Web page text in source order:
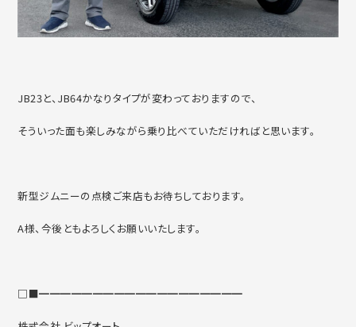
JB23と、JB64かなりタイプが変わっておりますので、
そういった面も楽しみながら乗り比べていただければと思います。
新型ジムニーの点検ご来店もお待ちしております。
A様、今後ともよろしくお願いいたします。
□■━━━━━━━━━━━━━━━━━━━